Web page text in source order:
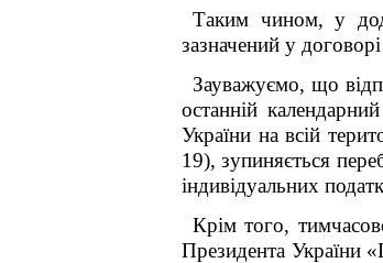
Таким чином, у
зазначений у
Зауважуємо, що
останній
України на всій
19), зупиняється
індивідуальних
Крім того,
Президента України